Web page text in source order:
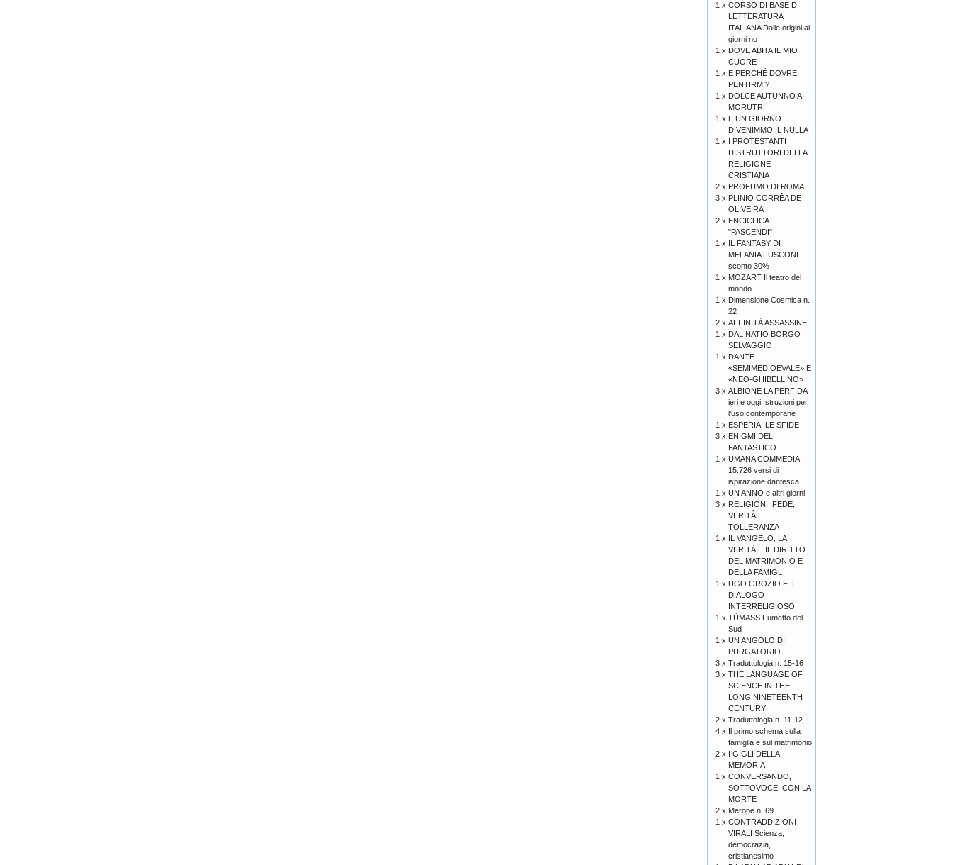
1 x CORSO DI BASE DI
LETTERATURA
ITALIANA Dalle origini ai
giorni no
1 x DOVE ABITA IL MIO
CUORE
1 x E PERCHÉ DOVREI
PENTIRMI?
1 x DOLCE AUTUNNO A
MORUTRI
1 x E UN GIORNO
DIVENIMMO IL NULLA
1 x I PROTESTANTI
DISTRUTTORI DELLA
RELIGIONE
CRISTIANA
2 x PROFUMO DI ROMA
3 x PLINIO CORRÊA DE
OLIVEIRA
2 x ENCICLICA
"PASCENDI"
1 x IL FANTASY DI
MELANIA FUSCONI
sconto 30%
1 x MOZART Il teatro del
mondo
1 x Dimensione Cosmica n.
22
2 x AFFINITÀ ASSASSINE
1 x DAL NATIO BORGO
SELVAGGIO
1 x DANTE
«SEMIMEDIOEVALE» E
«NEO-GHIBELLINO»
3 x ALBIONE LA PERFIDA
ieri e oggi Istruzioni per
l’uso contemporane
1 x ESPERIA, LE SFIDE
3 x ENIGMI DEL
FANTASTICO
1 x UMANA COMMEDIA
15.726 versi di
ispirazione dantesca
1 x UN ANNO e altri giorni
3 x RELIGIONI, FEDE,
VERITÀ E
TOLLERANZA
1 x IL VANGELO, LA
VERITÀ E IL DIRITTO
DEL MATRIMONIO E
DELLA FAMIGL
1 x UGO GROZIO E IL
DIALOGO
INTERRELIGIOSO
1 x TÙMASS Fumetto del
Sud
1 x UN ANGOLO DI
PURGATORIO
3 x Traduttologia n. 15-16
3 x THE LANGUAGE OF
SCIENCE IN THE
LONG NINETEENTH
CENTURY
2 x Traduttologia n. 11-12
4 x Il primo schema sulla
famiglia e sul matrimonio
2 x I GIGLI DELLA
MEMORIA
1 x CONVERSANDO,
SOTTOVOCE, CON LA
MORTE
2 x Merope n. 69
1 x CONTRADDIZIONI
VIRALI Scienza,
democrazia,
cristianesimo